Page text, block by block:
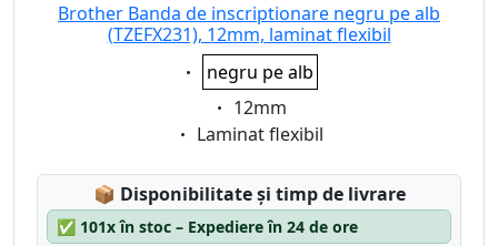
Brother Banda de inscriptionare negru pe alb
(TZEFX231), 12mm, laminat flexibil
Eigenschaft:
negru pe alb
Eigenschaft:
12mm
Eigenschaft:
Laminat flexibil
📦 Lagerstatus:
Disponibilitate și timp de livrare
✅ 101x în stoc – Expediere în 24 de ore